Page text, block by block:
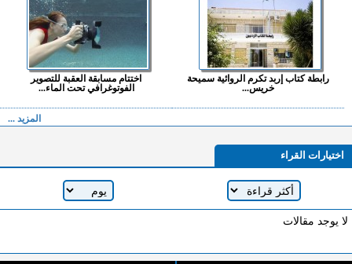
رابطة كتاب إربد تكرم الروائية سميحة
خريس...
اختتام مسابقة العقبة للتصوير
الفوتوغرافي تحت الماء...
المزيد ...
اختيارات القراء
لا يوجد مقالات